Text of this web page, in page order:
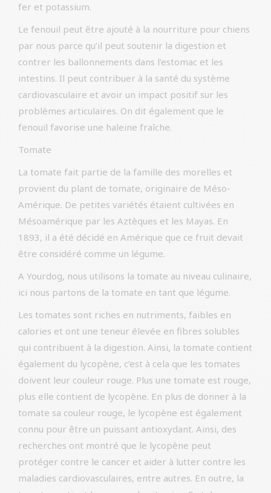
fer et potassium.
Le fenouil peut être ajouté à la nourriture pour chiens
par nous parce qu’il peut soutenir la digestion et
contrer les ballonnements dans l’estomac et les
intestins. Il peut contribuer à la santé du système
cardiovasculaire et avoir un impact positif sur les
problèmes articulaires. On dit également que le
fenouil favorise une haleine fraîche.
Tomate
La tomate fait partie de la famille des morelles et
provient du plant de tomate, originaire de Méso-
Amérique. De petites variétés étaient cultivées en
Mésoamérique par les Aztèques et les Mayas. En
1893, il a été décidé en Amérique que ce fruit devait
être considéré comme un légume.
A Yourdog, nous utilisons la tomate au niveau culinaire,
ici nous partons de la tomate en tant que légume.
Les tomates sont riches en nutriments, faibles en
calories et ont une teneur élevée en fibres solubles
qui contribuent à la digestion. Ainsi, la tomate contient
également du lycopène, c’est à cela que les tomates
doivent leur couleur rouge. Plus une tomate est rouge,
plus elle contient de lycopène. En plus de donner à la
tomate sa couleur rouge, le lycopène est également
connu pour être un puissant antioxydant. Ainsi, des
recherches ont montré que le lycopène peut
protéger contre le cancer et aider à lutter contre les
maladies cardiovasculaires, entre autres. En outre, la